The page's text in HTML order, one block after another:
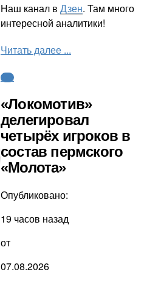
Наш канал в Дзен. Там много
интересной аналитики!
Читать далее ...
КХЛ
«Локомотив»
делегировал
четырёх игроков в
состав пермского
«Молота»
Опубликовано:
19 часов назад
от
07.08.2026